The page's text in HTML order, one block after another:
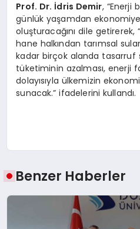
Prof. Dr. İdris Demir, “Enerji
günlük yaşamdan
oluşturacağını dile getirerek,
hane halkından tarımsal
kadar birçok alanda tasarruf
tüketiminin azalması, enerji
dolayısıyla ülkemizin
sunacak.” ifadelerini kullandı.
Benzer Haberler